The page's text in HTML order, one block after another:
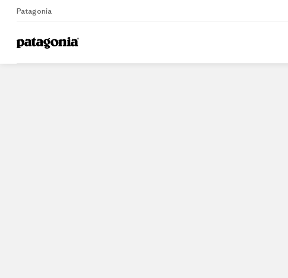
Patagonia
Home Stores